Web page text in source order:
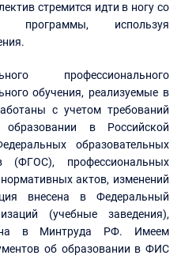
стремится идти в ногу со
программы, используя
профессионального
обучения, реализуемые в
с учетом требований
в Российской
образовательных
(ФГОС), профессиональных
актов, изменений
внесена в Федеральный
(учебные заведения),
в Минтруда РФ. Имеем
об образовании в ФИС